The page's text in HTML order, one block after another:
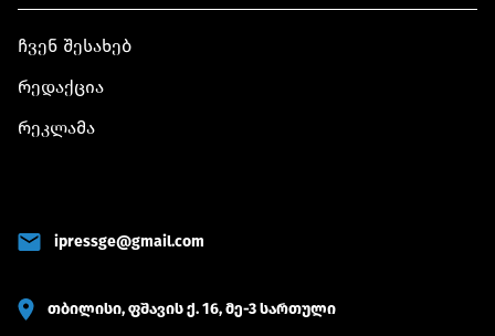
ჩვენ შესახებ
რედაქცია
რეკლამა
ipressge@gmail.com
თბილისი, ფშავის ქ. 16, მე-3 სართული